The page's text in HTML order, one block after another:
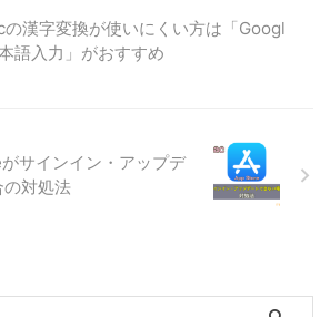
の漢字変換が使いにくい方は「Googl
語入力」がおすすめ
サインイン・アップデ
の対処法